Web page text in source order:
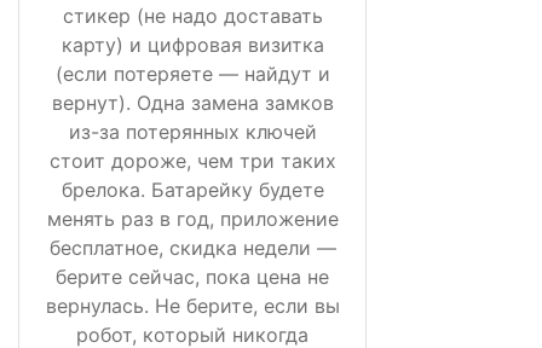
стикер (не надо доставать
карту) и цифровая визитка
(если потеряете — найдут и
вернут). Одна замена замков
из-за потерянных ключей
стоит дороже, чем три таких
брелока. Батарейку будете
менять раз в год, приложение
бесплатное, скидка недели —
берите сейчас, пока цена не
вернулась. Не берите, если вы
робот, который никогда